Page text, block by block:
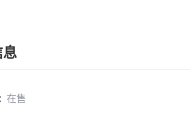
息
在售